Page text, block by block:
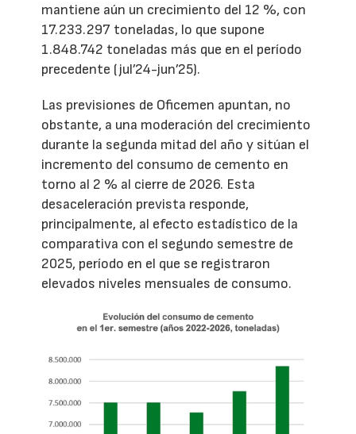
mantiene aún un crecimiento del 12 %, con
17.233.297 toneladas, lo que supone
1.848.742 toneladas más que en el período
precedente (jul’24-jun’25).
Las previsiones de Oficemen apuntan, no
obstante, a una moderación del crecimiento
durante la segunda mitad del año y sitúan el
incremento del consumo de cemento en
torno al 2 % al cierre de 2026. Esta
desaceleración prevista responde,
principalmente, al efecto estadístico de la
comparativa con el segundo semestre de
2025, período en el que se registraron
elevados niveles mensuales de consumo.